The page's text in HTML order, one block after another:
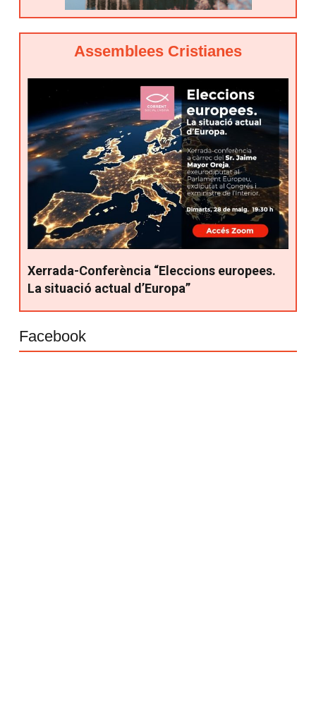
Assemblees Cristianes
Xerrada-Conferència “Eleccions europees.
La situació actual d’Europa”
Facebook